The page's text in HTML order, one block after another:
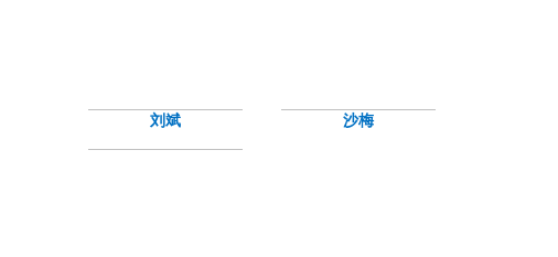
刘斌 沙梅